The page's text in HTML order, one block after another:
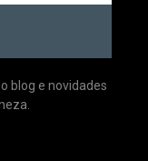
blog e novidades